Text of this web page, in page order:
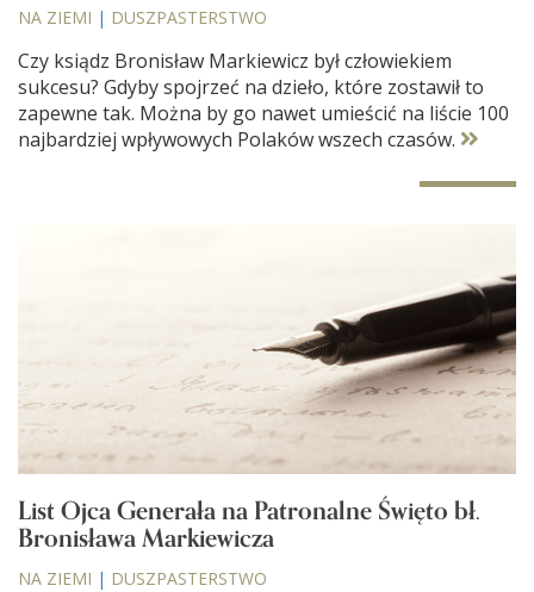
NA ZIEMI | DUSZPASTERSTWO
Czy ksiądz Bronisław Markiewicz był człowiekiem
sukcesu? Gdyby spojrzeć na dzieło, które zostawił to
zapewne tak. Można by go nawet umieścić na liście 100
najbardziej wpływowych Polaków wszech czasów.
List Ojca Generała na Patronalne Święto bł.
Bronisława Markiewicza
NA ZIEMI | DUSZPASTERSTWO